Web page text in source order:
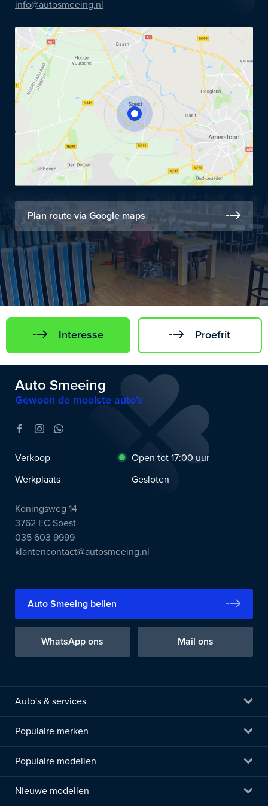
info@autosmeeing.nl
Plan route via Google maps
Interesse Proefrit
Auto Smeeing
Gewoon de mooiste auto’s
Verkoop
Open tot 17:00 uur
Werkplaats
Gesloten
Koningsweg 14
3762 EC Soest
035 603 9999
klantencontact@autosmeeing.nl
Auto Smeeing bellen
WhatsApp ons Mail ons
Auto's & services
Populaire merken
Populaire modellen
Nieuwe modellen